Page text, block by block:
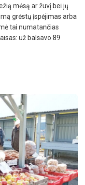
mėsą ar žuvį bei jų
grėstų įspėjimas arba
tai numatančias
už balsavo 89